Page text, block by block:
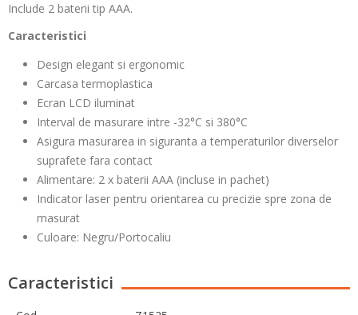
Include 2 baterii tip AAA.
Caracteristici
Design elegant si ergonomic
Carcasa termoplastica
Ecran LCD iluminat
Interval de masurare intre -32°C si 380°C
Asigura masurarea in siguranta a temperaturilor diverselor
suprafete fara contact
Alimentare: 2 x baterii AAA (incluse in pachet)
Indicator laser pentru orientarea cu precizie spre zona de
masurat
Culoare: Negru/Portocaliu
Caracteristici